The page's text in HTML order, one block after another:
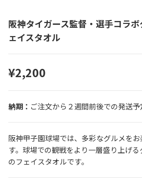
阪神タイガース監督・選手コラ
ェイスタオル
¥2,200
ご注文から２週間前後での発送予
阪神甲子園球場では、多彩なグルメを
す。球場での観戦をより一層盛り上げ
のフェイスタオルです。